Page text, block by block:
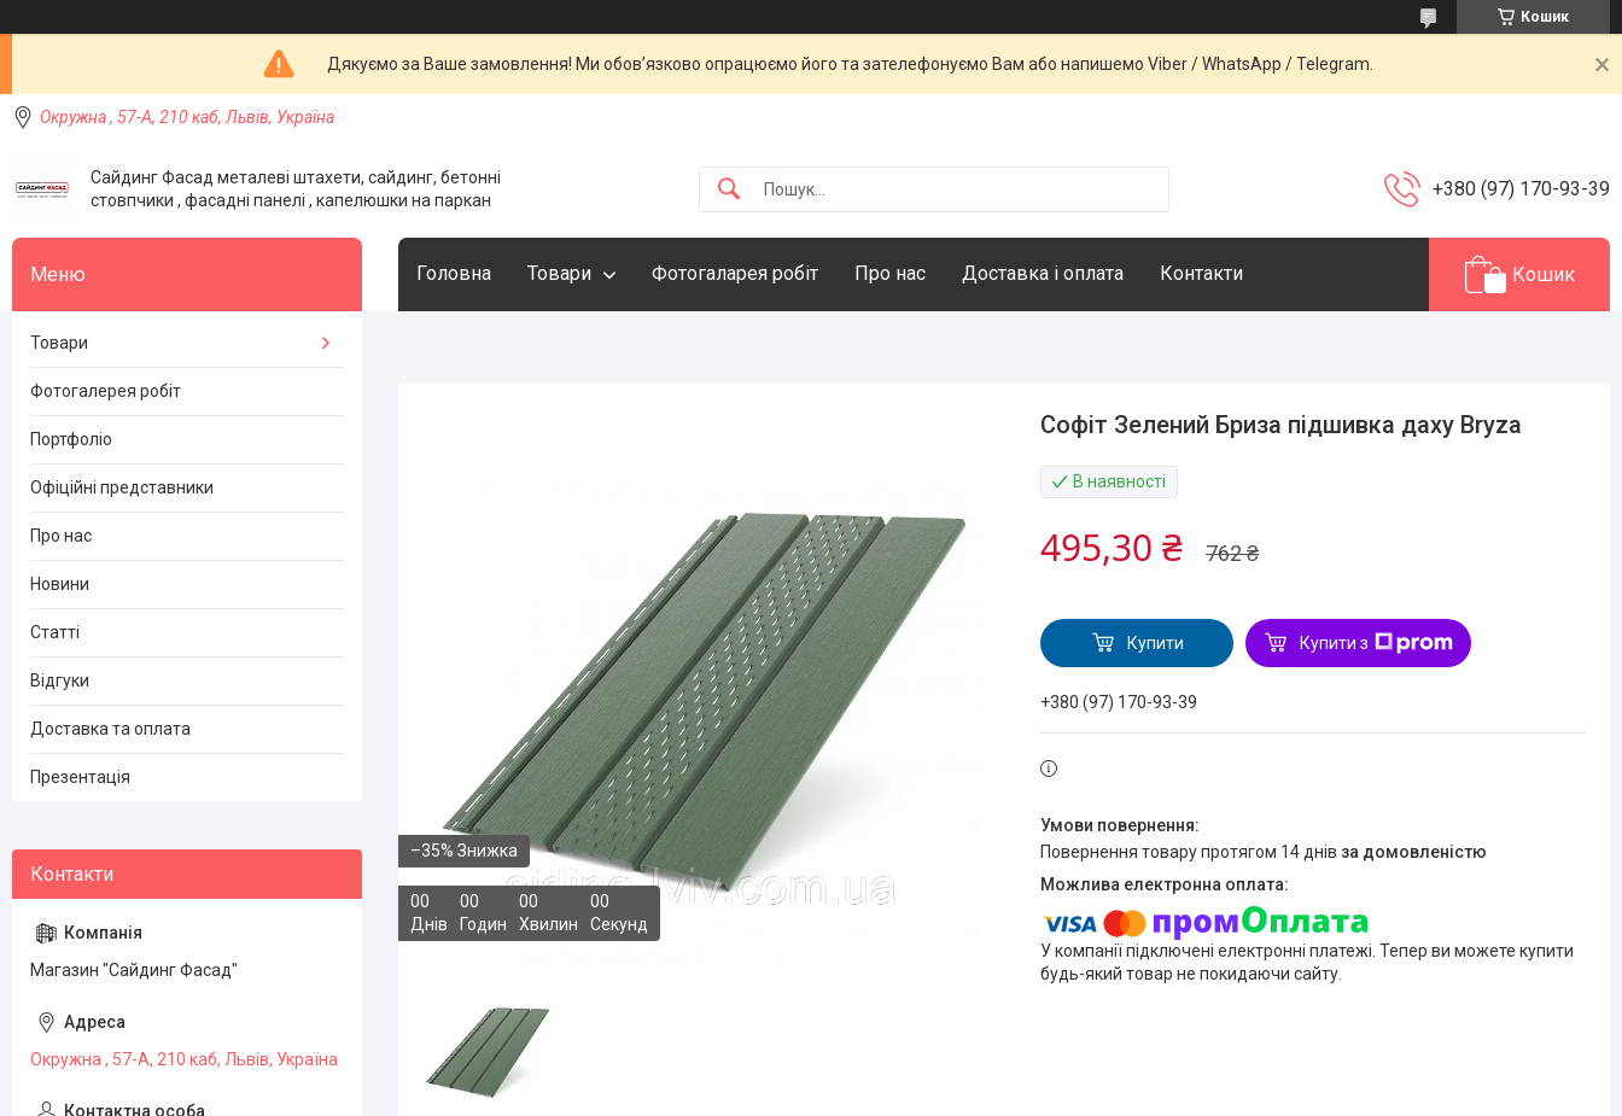
Кошик
Дякуємо за Ваше замовлення! Ми обов’язково опрацюємо його та зателефонуємо Вам або напишемо Viber / WhatsApp / Telegram.
Окружна , 57-А, 210 каб, Львів, Україна
Сайдинг Фасад металеві штахети, сайдинг, бетонні
стовпчики , фасадні панелі , капелюшки на паркан
+380 (97) 170-93-39
Головна Товари Фотогаларея робіт Про нас Доставка і оплата Контакти Кошик
–35%
00
Днів
00
Годин
00
Хвилин
00
Секунд
Софіт Зелений Бриза підшивка даху Bryza
В наявності
762 ₴
495,30 ₴
Купити Купити з
+380 (97) 170-93-39
повернення товару протягом 14 днів за домовленістю
У компанії підключені електронні платежі. Тепер ви можете купити
будь-який товар не покидаючи сайту.
Товари
Фотогалерея робіт
Портфоліо
Офіційні представники
Про нас
Новини
Статті
Відгуки
Доставка та оплата
Презентація
Магазин "Сайдинг Фасад"
Окружна , 57-А, 210 каб, Львів, Україна